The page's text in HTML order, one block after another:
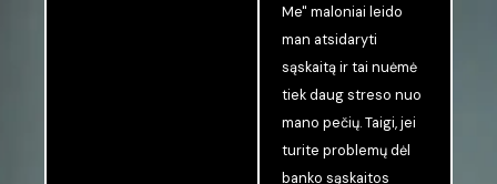
Me" maloniai leido
man atsidaryti
sąskaitą ir tai nuėmė
tiek daug streso nuo
mano pečių. Taigi, jei
turite problemų dėl
banko sąskaitos